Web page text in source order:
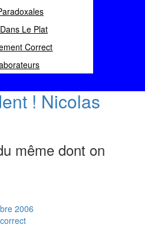
Le Plat
Correct
! Nicolas
même dont on
2006